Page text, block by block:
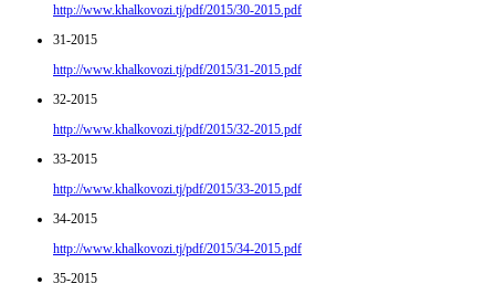
http://www.khalkovozi.tj/pdf/2015/30-2015.pdf
31-2015
http://www.khalkovozi.tj/pdf/2015/31-2015.pdf
32-2015
http://www.khalkovozi.tj/pdf/2015/32-2015.pdf
33-2015
http://www.khalkovozi.tj/pdf/2015/33-2015.pdf
34-2015
http://www.khalkovozi.tj/pdf/2015/34-2015.pdf
35-2015